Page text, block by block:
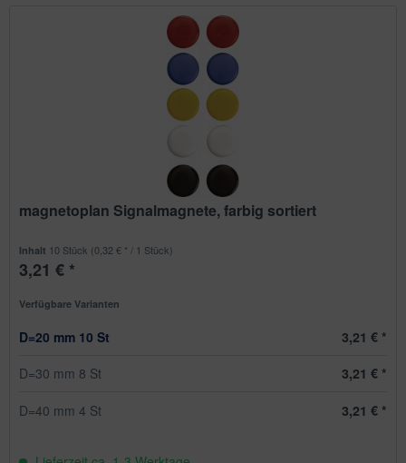
magnetoplan Signalmagnete, farbig sortiert
Inhalt 10 Stück (0,32 € * / 1 Stück)
3,21 € *
Verfügbare Varianten
D=20 mm 10 St
3,21 € *
D=30 mm 8 St
3,21 € *
D=40 mm 4 St 3,21 € *